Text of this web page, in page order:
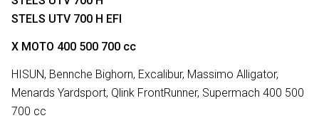
STELS UTV 700 H EFI
X MOTO 400 500 700 cc
HISUN, Bennche Bighorn, Excalibur, Massimo Alligator,
Menards Yardsport, Qlink FrontRunner, Supermach 400 500
700 cc